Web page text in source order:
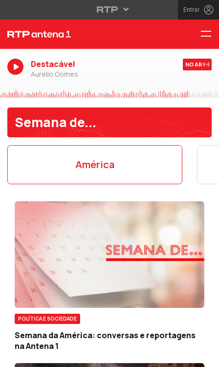
Entrar
Destacável
Aurélio Gomes
NO AR
Semana de...
América
POLÍTICA E SOCIEDADE
Semana da América: conversas e reportagens
na Antena 1